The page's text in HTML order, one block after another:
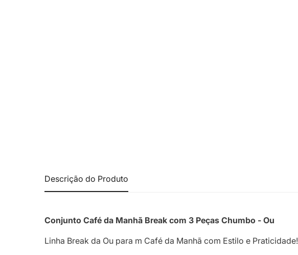
Descrição do Produto
Conjunto Café da Manhã Break com 3 Peças Chumbo - Ou
Linha Break da Ou para m Café da Manhã com Estilo e Praticidade!